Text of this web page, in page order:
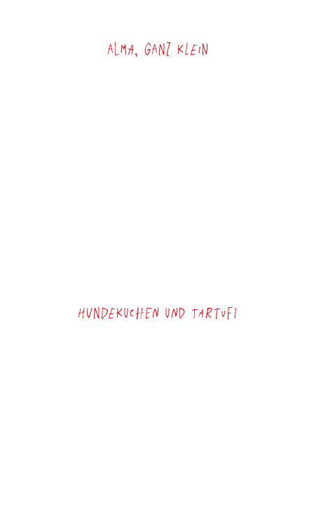
Alma, ganz klein
Hundekuchen und Tartufi